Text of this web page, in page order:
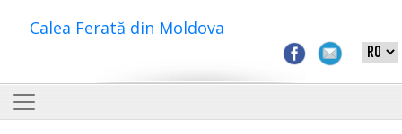
Calea Ferată din Moldova